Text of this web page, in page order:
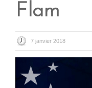
Flam
7 janvier 2018